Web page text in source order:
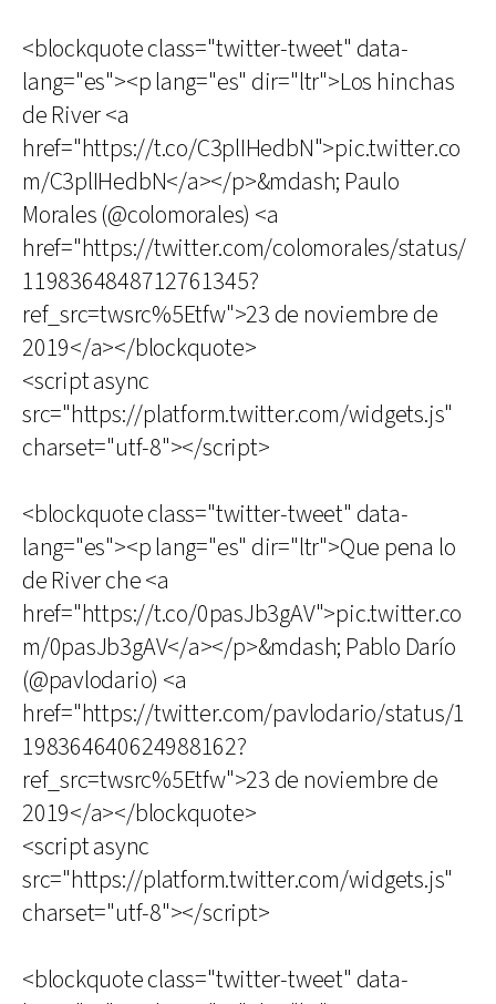
<blockquote class="twitter-tweet" data-
lang="es"><p lang="es" dir="ltr">Los hinchas
de River <a
href="https://t.co/C3plIHedbN">pic.twitter.co
m/C3plIHedbN</a></p>&mdash; Paulo
Morales (@colomorales) <a
href="https://twitter.com/colomorales/status/
1198364848712761345?
ref_src=twsrc%5Etfw">23 de noviembre de
2019</a></blockquote>
<script async
src="https://platform.twitter.com/widgets.js"
charset="utf-8"></script>
<blockquote class="twitter-tweet" data-
lang="es"><p lang="es" dir="ltr">Que pena lo
de River che <a
href="https://t.co/0pasJb3gAV">pic.twitter.co
m/0pasJb3gAV</a></p>&mdash; Pablo Darío
(@pavlodario) <a
href="https://twitter.com/pavlodario/status/1
198364640624988162?
ref_src=twsrc%5Etfw">23 de noviembre de
2019</a></blockquote>
<script async
src="https://platform.twitter.com/widgets.js"
charset="utf-8"></script>
<blockquote class="twitter-tweet" data-